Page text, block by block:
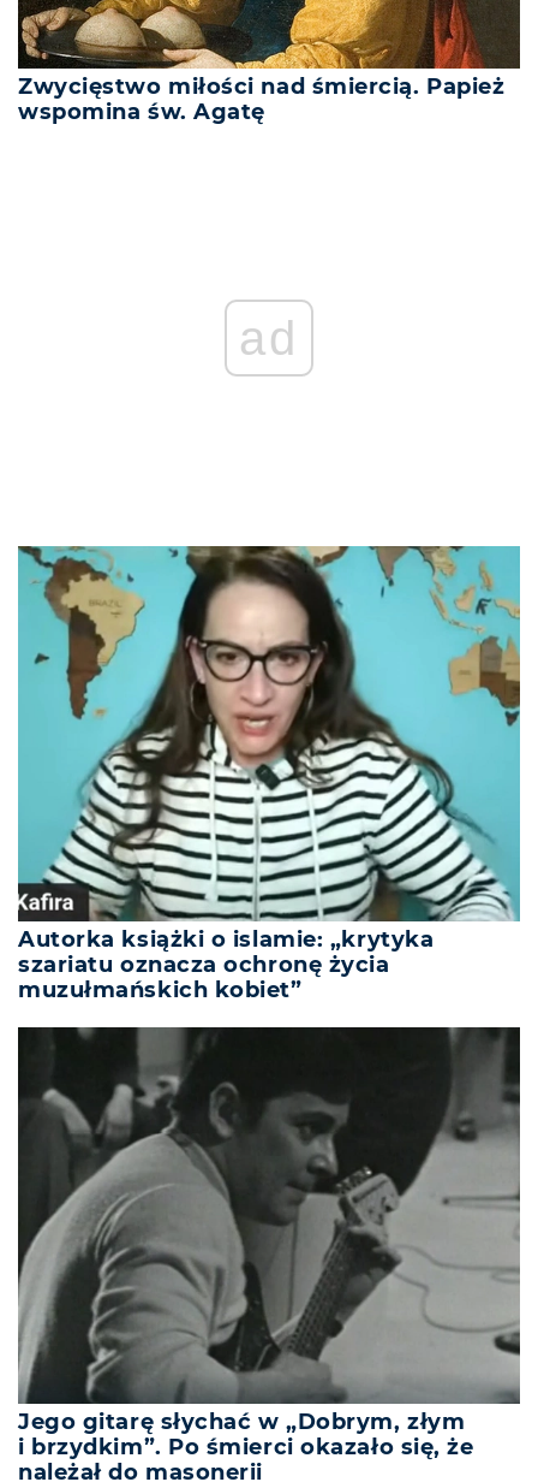
Zwycięstwo miłości nad śmiercią. Papież
wspomina św. Agatę
ad
Autorka książki o islamie: „krytyka
szariatu oznacza ochronę życia
muzułmańskich kobiet”
Jego gitarę słychać w „Dobrym, złym
i brzydkim”. Po śmierci okazało się, że
należał do masonerii